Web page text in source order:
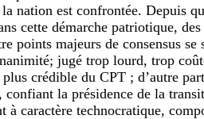
nation est confrontée. Depuis
cette démarche patriotique,
points majeurs de consensus
jugé trop lourd, trop
plus crédible du CPT ; d’autre
confiant la présidence de la
à caractère technocratique,